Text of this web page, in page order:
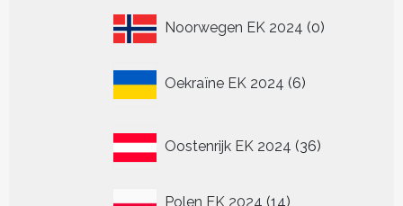
Noorwegen EK 2024 00
Oekraïne EK 2024 6
producten
Oostenrijk EK 2024 36
producten
Polen EK 2024 1414